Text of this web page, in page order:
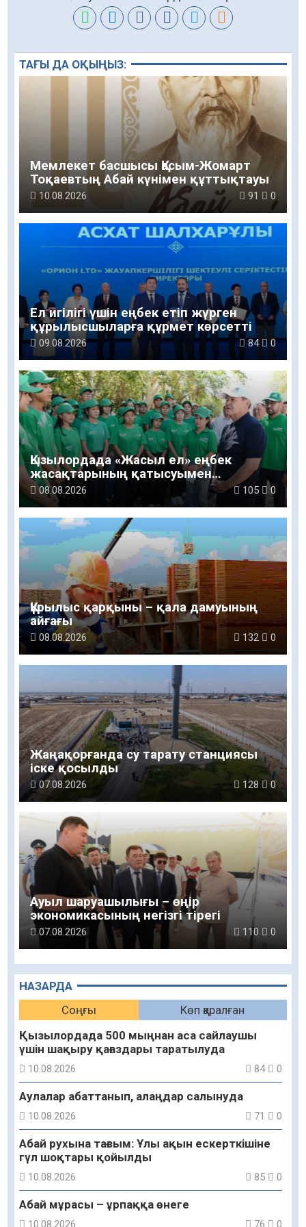
НАЗАРДА
Соңғы
Көп қаралған
Қызылордада 500 мыңнан аса сайлаушы
үшін шақыру қағаздары таратылуда
10.08.2026 84 0
Аулалар абаттанып, алаңдар салынуда
10.08.2026 71 0
Абай рухына тағзым: Ұлы ақын ескерткішіне
гүл шоқтары қойылды
10.08.2026 85 0
Абай мұрасы – ұрпаққа өнеге
10.08.2026 76 0
ТАҒЫ ДА ОҚЫҢЫЗ:
Мемлекет басшысы Қасым-Жомарт
Тоқаевтың Абай күнімен құттықтауы
10.08.2026 91 0
Ел игілігі үшін еңбек етіп жүрген
құрылысшыларға құрмет көрсетті
09.08.2026 84 0
Қызылордада «Жасыл ел» еңбек
жасақтарының қатысуымен
экологиялық сенбілік өтті
08.08.2026 105 0
Құрылыс қарқыны – қала дамуының
айғағы
08.08.2026 132 0
Жаңақорғанда су тарату станциясы
іске қосылды
07.08.2026 128 0
Ауыл шаруашылығы – өңір
экономикасының негізгі тірегі
07.08.2026 110 0